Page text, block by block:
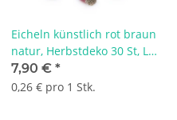
Eicheln künstlich rot braun
natur, Herbstdeko 30 St, L
3,3 cm, mit echtem
Eichelboden
7,90 € *
0,26 € pro 1 Stk.